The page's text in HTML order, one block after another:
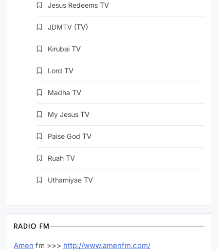
Jesus Redeems TV
JDMTV (TV)
Kirubai TV
Lord TV
Madha TV
My Jesus TV
Paise God TV
Ruah TV
Uthamiyae TV
RADIO FM
Amen fm >>> http://www.amenfm.com/